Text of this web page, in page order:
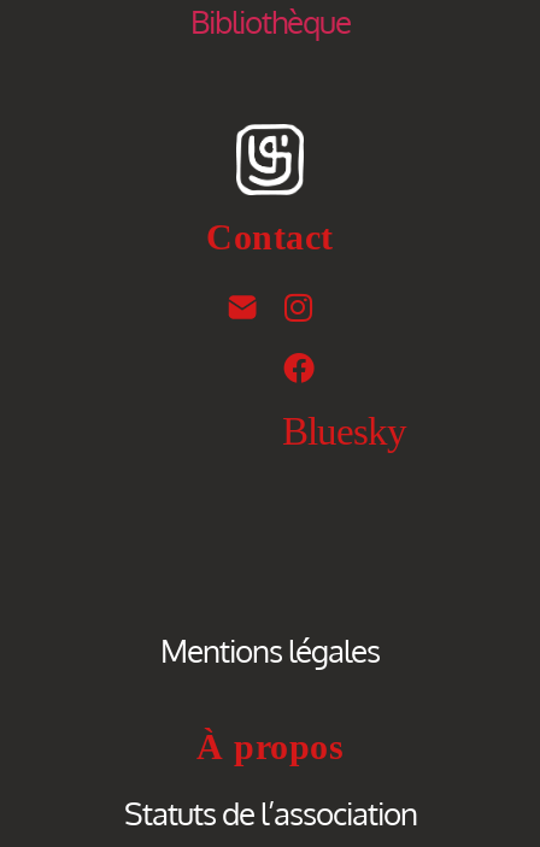
Bibliothèque
Contact
Bluesky
Mentions légales
À propos
Statuts de l’association